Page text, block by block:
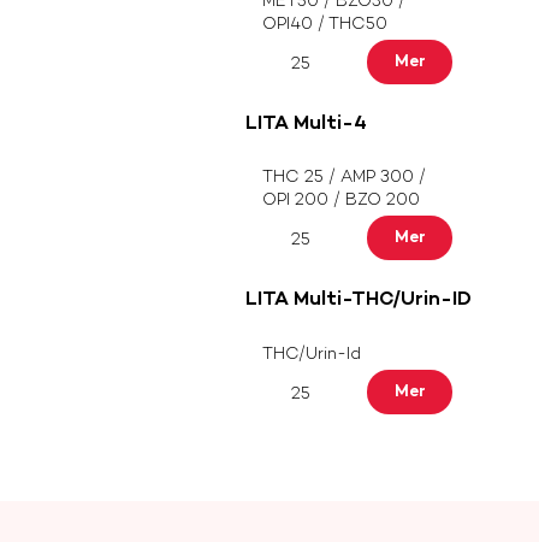
25
OPI40 / THC50
Mer
LITA Multi-4
25
THC 25 / AMP 300 /
OPI 200 / BZO 200
Mer
LITA Multi-THC/Urin-ID
25
THC/Urin-Id
Mer